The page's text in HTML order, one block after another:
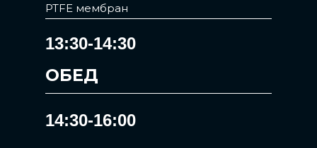
14:30-16:00
PTFE мембран
13:30-14:30
ОБЕД